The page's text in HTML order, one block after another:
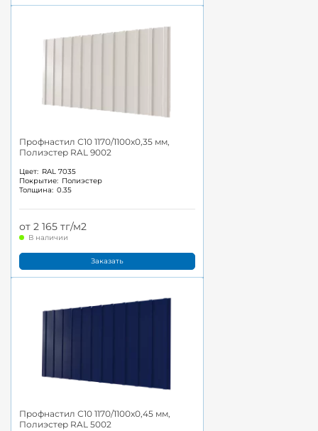
Профнастил С10 1170/1100x0,35 мм,
Полиэстер RAL 9002
Цвет: RAL 7035
Покрытие: Полиэстер
Толщина: 0.35
от 2 165 тг/м2
В наличии
Заказать
Профнастил С10 1170/1100x0,45 мм,
Полиэстер RAL 5002